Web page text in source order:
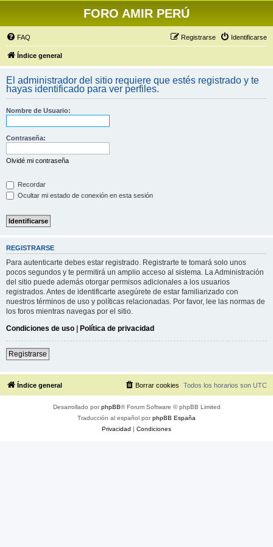
FORO AMIR PERÚ
FAQ Identificarse
Registrarse
Índice general
El administrador del sitio requiere que estés registrado y te
hayas identificado para ver perfiles.
Nombre de Usuario:
Contraseña:
Olvidé mi contraseña
Recordar
Ocultar mi estado de conexión en esta sesión
REGISTRARSE
Para autenticarte debes estar registrado. Registrarte te tomará solo unos
pocos segundos y te permitirá un amplio acceso al sistema. La Administración
del sitio puede además otorgar permisos adicionales a los usuarios
registrados. Antes de identificarte asegúrete de estar familiarizado con
nuestros términos de uso y políticas relacionadas. Por favor, lee las normas de
los foros mientras navegas por el sitio.
Condiciones de uso | Política de privacidad
Registrarse
Índice general Todos los horarios son UTC
Borrar cookies
Desarrollado porphpBB® Forum Software © phpBB Limited
Traducción al español porphpBB España
Privacidad | Condiciones